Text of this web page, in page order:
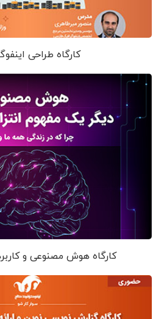
کارگاه طراحی
کارگاه هوش مصنوعی و